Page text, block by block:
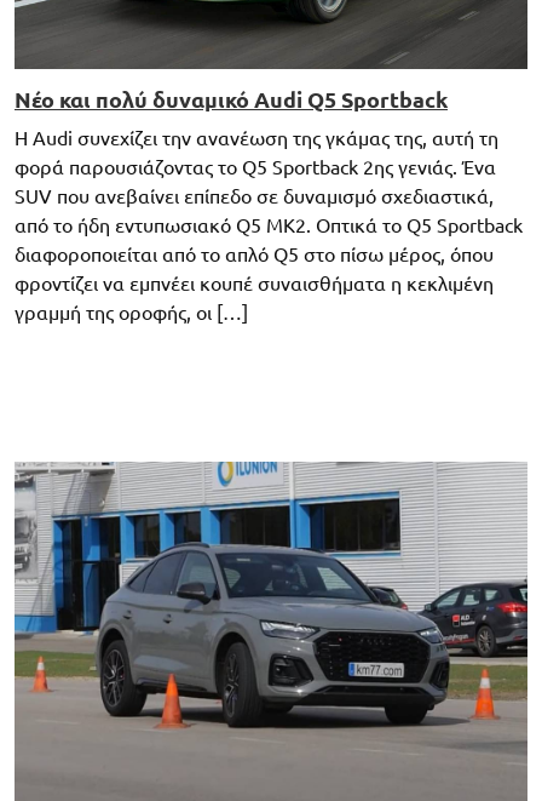
Νέο και πολύ δυναμικό Audi Q5 Sportback
Η Audi συνεχίζει την ανανέωση της γκάμας της, αυτή τη
φορά παρουσιάζοντας το Q5 Sportback 2ης γενιάς. Ένα
SUV που ανεβαίνει επίπεδο σε δυναμισμό σχεδιαστικά,
από το ήδη εντυπωσιακό Q5 MK2. Οπτικά το Q5 Sportback
διαφοροποιείται από το απλό Q5 στο πίσω μέρος, όπου
φροντίζει να εμπνέει κουπέ συναισθήματα η κεκλιμένη
γραμμή της οροφής, οι […]